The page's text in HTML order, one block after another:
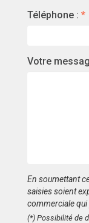
Téléphone : *
Votre
En soumettant
saisies soient
commerciale qui
(*) Possibilité de